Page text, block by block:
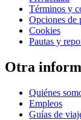
Términos y
Opciones de
Cookies
Pautas y
Otra
Quiénes
Empleos
Guías de